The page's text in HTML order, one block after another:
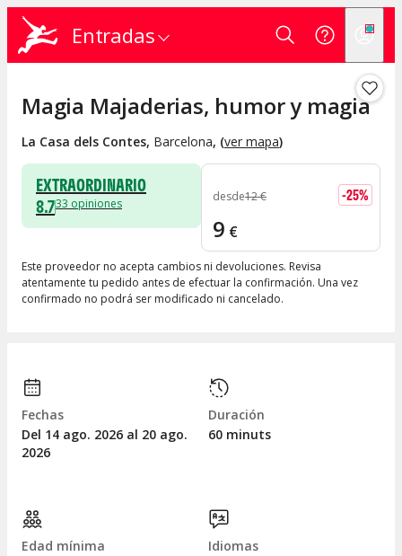
Entradas
Magia Majaderias, humor y magia
La Casa dels Contes, Barcelona, (ver mapa)
EXTRAORDINARIO
8.733 opiniones desde12€ -25%
9 €
Este proveedor no acepta cambios ni devoluciones. Revisa
atentamente tu pedido antes de efectuar la confirmación. Una vez
confirmado no podrá ser modificado ni cancelado.
Fechas
Del 14 ago. 2026 al 20 ago.
2026
Duración
60 minuts
Edad mínima
Idiomas